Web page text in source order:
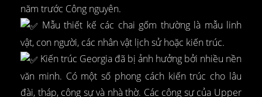
năm trước Công nguyên.
Mẫu thiết kế các chai gốm thường là mẫu linh
vật, con người, các nhân vật lịch sử hoặc kiến trúc.
Kiến trúc Georgia đã bị ảnh hưởng bởi nhiều nền
văn minh. Có một số phong cách kiến trúc cho lâu
đài, tháp, công sự và nhà thờ. Các công sự của Upper